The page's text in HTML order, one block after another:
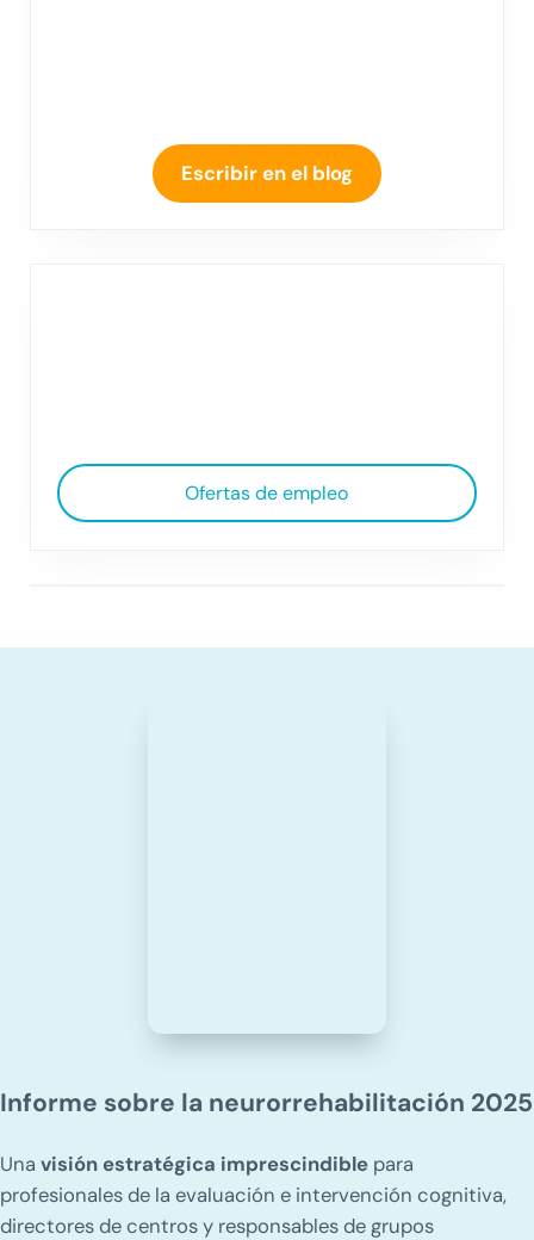
Escribir en el blog
Ofertas de empleo
Informe sobre la neurorrehabilitación 2025
Unavisión estratégica imprescindible para
profesionales de la evaluación e intervención cognitiva,
directores de centros y responsables de grupos